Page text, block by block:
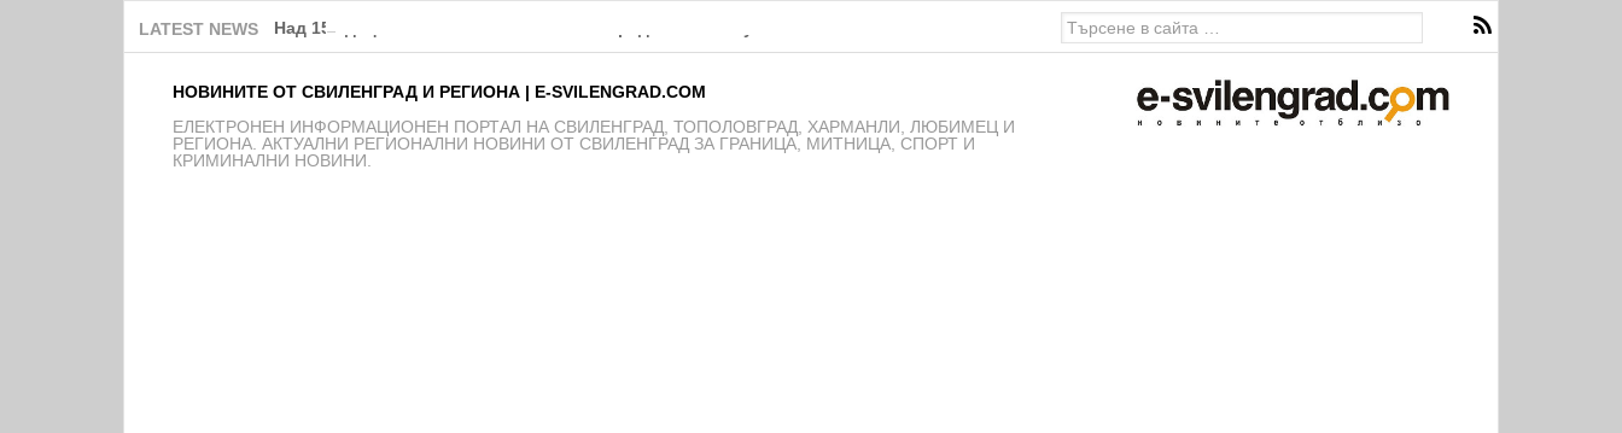
LATEST NEWS Над 150 деца от школата на ФК Свиленград – 1921 получават нови екипи
НОВИНИТЕ ОТ СВИЛЕНГРАД И РЕГИОНА | E-SVILENGRAD.COM
EЛЕКТРОНЕН ИНФОРМАЦИОНЕН ПОРТАЛ НА СВИЛЕНГРАД, ТОПОЛОВГРАД, ХАРМАНЛИ, ЛЮБИМЕЦ И
РЕГИОНА. АКТУАЛНИ РЕГИОНАЛНИ НОВИНИ ОТ СВИЛЕНГРАД ЗА ГРАНИЦА, МИТНИЦА, СПОРТ И
КРИМИНАЛНИ НОВИНИ.